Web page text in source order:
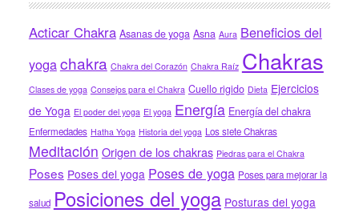
Acticar Chakra Asanas de yoga Asna Aura Beneficios del
yogachakra Chakra del Corazón Chakra Raíz Chakras
Clases de yoga Consejos para el Chakra Cuello rigido Dieta Ejercicios
de Yoga El poder del yoga El yoga Energía Energía del chakra
Enfermedades Hatha Yoga Historia del yoga Los siete Chakras
Meditación Origen de los chakras Piedras para el Chakra
Poses Poses del yoga Poses de yoga Poses para mejorar la
salud Posiciones del yoga Posturas del yoga